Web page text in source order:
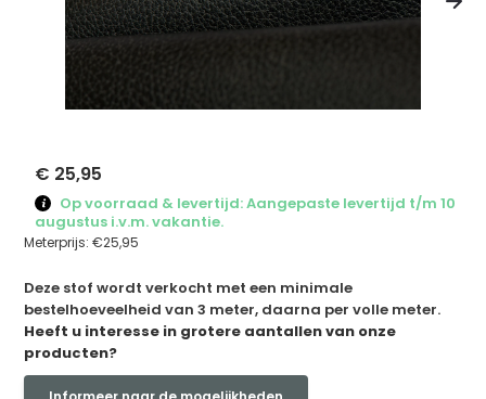
€ 25,95
Op voorraad & levertijd: Aangepaste levertijd t/m 10
augustus i.v.m. vakantie.
Meterprijs:€25,95
Deze stof wordt verkocht met een minimale
bestelhoeveelheid van 3 meter, daarna per volle meter.
Heeft u interesse in grotere aantallen van onze
producten?